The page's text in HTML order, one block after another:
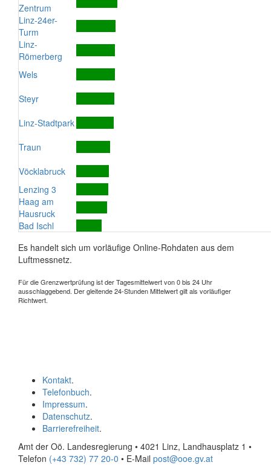
Zentrum
Linz-24er-
Turm
Linz-
Römerberg
Wels
Steyr
Linz-Stadtpark
Traun
Vöcklabruck
Lenzing 3
Haag am
Hausruck
Bad Ischl
Es handelt sich um vorläufige Online-Rohdaten aus dem
Luftmessnetz.
Für die Grenzwertprüfung ist der Tagesmittelwert von 0 bis 24 Uhr
ausschlaggebend. Der gleitende 24-Stunden Mittelwert gilt als vorläufiger
Richtwert.
Kontakt.
Telefonbuch.
Impressum.
Datenschutz.
Barrierefreiheit.
Amt der Oö. Landesregierung • 4021 Linz, Landhausplatz 1 •
Telefon (+43 732) 77 20-0 • E-Mail post@ooe.gv.at